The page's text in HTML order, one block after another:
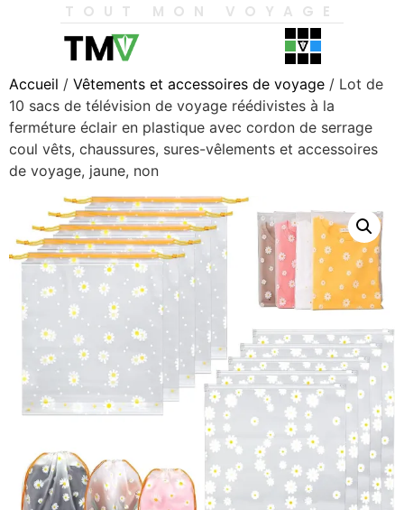
TOUT MON VOYAGE
Accueil / Vêtements et accessoires de voyage / Lot de
10 sacs de télévision de voyage réédivistes à la
ferméture éclair en plastique avec cordon de serrage
coul vêts, chaussures, sures-vêlements et accessoires
de voyage, jaune, non